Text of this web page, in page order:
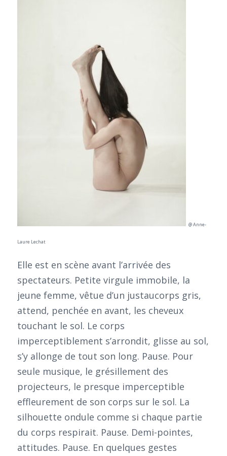
@ Anne-
Laure Lechat
Elle est en scène avant l’arrivée des
spectateurs. Petite virgule immobile, la
jeune femme, vêtue d’un justaucorps gris,
attend, penchée en avant, les cheveux
touchant le sol. Le corps
imperceptiblement s’arrondit, glisse au sol,
s’y allonge de tout son long. Pause. Pour
seule musique, le grésillement des
projecteurs, le presque imperceptible
effleurement de son corps sur le sol. La
silhouette ondule comme si chaque partie
du corps respirait. Pause. Demi-pointes,
attitudes. Pause. En quelques gestes